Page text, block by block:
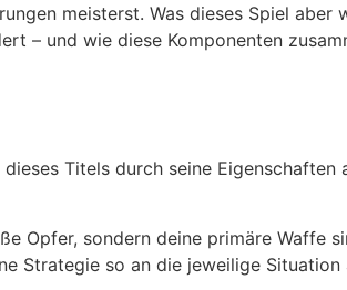
meisterst. Was dieses Spiel aber
– und wie diese Komponenten
Titels durch seine
Opfer, sondern deine primäre Waffe
Strategie so an die jeweilige Situation